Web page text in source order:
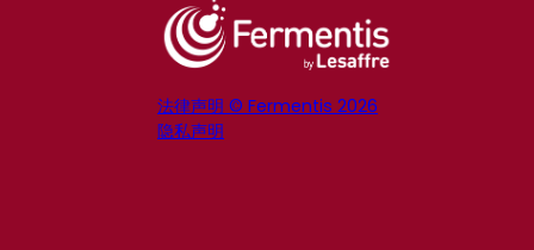
法律声明 © Fermentis 2026
隐私声明